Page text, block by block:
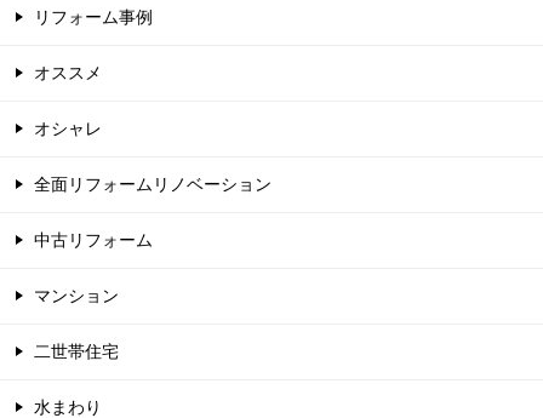
リフォーム事例
オススメ
オシャレ
全面リフォームリノベーション
中古リフォーム
マンション
二世帯住宅
水まわり